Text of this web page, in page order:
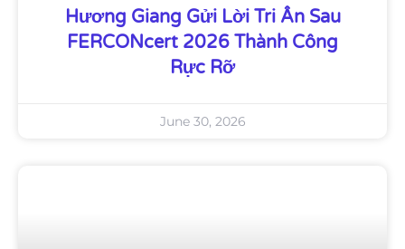
Hương Giang Gửi Lời Tri Ân Sau
FERCONcert 2026 Thành Công
Rực Rỡ
June 30, 2026